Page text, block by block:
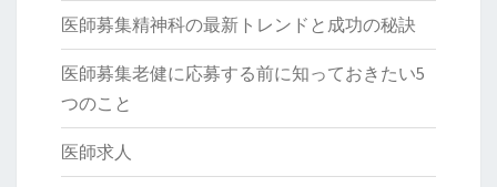
医師募集精神科の最新トレンドと成功の秘訣
医師募集老健に応募する前に知っておきたい5
つのこと
医師求人